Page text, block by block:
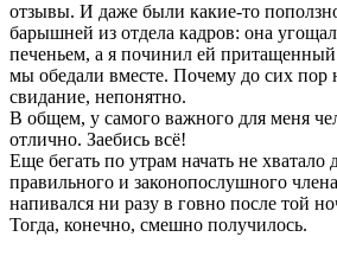
отзывы. И даже были какие-то
барышней из отдела кадров: она
печеньем, а я починил ей
мы обедали вместе. Почему до сих пор
свидание, непонятно.
В общем, у самого важного для меня
отлично. Заебись всё!
Еще бегать по утрам начать не хватало
правильного и законопослушного
напивался ни разу в говно после той
Тогда, конечно, смешно получилось.